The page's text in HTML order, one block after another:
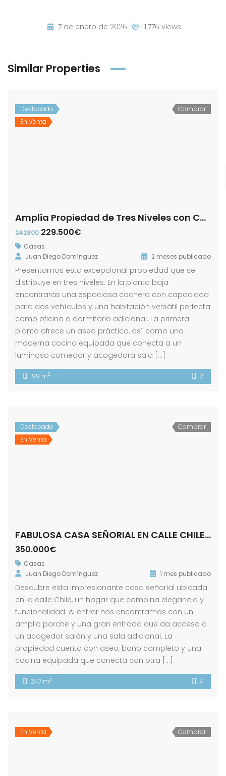
7 de enero de 2026 1.776 views
Similar Properties
Destacado
En Venta
Comprar
Amplia Propiedad de Tres Niveles con Cochera y Patio en calle Luis Daoiz!
242800 229.500€
Casas
Juan Diego Domínguez
2 meses publicado
Presentamos esta excepcional propiedad que se
distribuye en tres niveles. En la planta baja
encontrarás una espaciosa cochera con capacidad
para dos vehículos y una habitación versátil perfecta
como oficina o dormitorio adicional. La primera
planta ofrece un aseo práctico, así como una
moderna cocina equipada que conecta a un
luminoso comedor y acogedora sala […]
199 m2 2
Destacado
En Venta
Comprar
FABULOSA CASA SEÑORIAL EN CALLE CHILE! ZONA ALAMEDA.
350.000€
Casas
Juan Diego Domínguez
1 mes publicado
Descubre esta impresionante casa señorial ubicada
en la calle Chile, un hogar que combina elegancia y
funcionalidad. Al entrar nos encontramos con un
amplio porche y una gran entrada que da acceso a
un acogedor salón y una sala adicional. La
propiedad cuenta con aseo, baño completo y una
cocina equipada que conecta con otra […]
247 m2 4
En Venta Comprar